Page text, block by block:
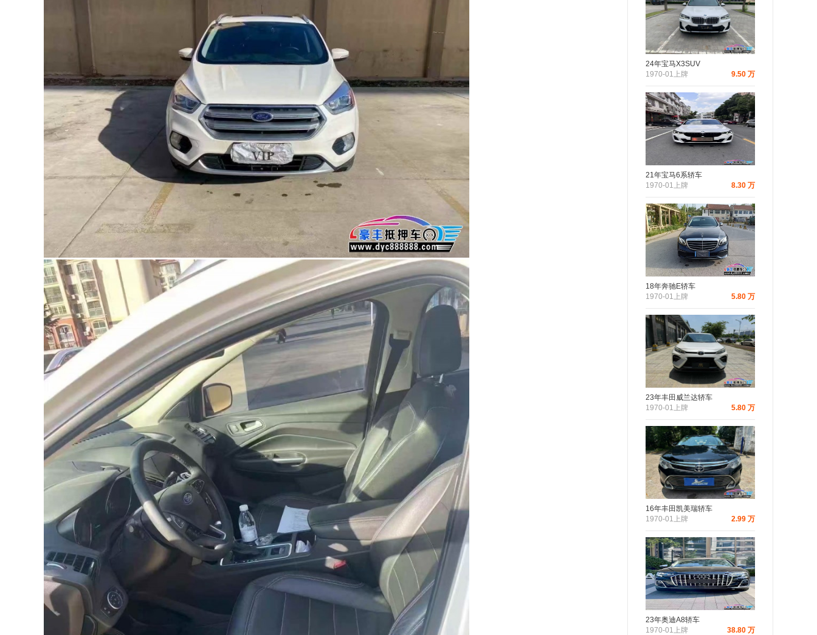
24年宝马X3SUV
1970-01上牌
9.50 万
21年宝马6系轿车
1970-01上牌
8.30 万
18年奔驰E轿车
1970-01上牌
5.80 万
23年丰田威兰达轿车
1970-01上牌
5.80 万
16年丰田凯美瑞轿车
1970-01上牌
2.99 万
23年奥迪A8轿车
1970-01上牌
38.80 万